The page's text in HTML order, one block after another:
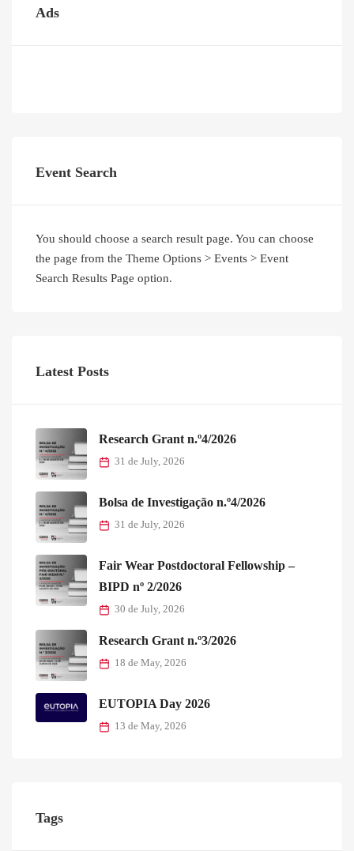
Ads
Event Search
You should choose a search result page. You can choose
the page from the Theme Options > Events > Event
Search Results Page option.
Latest Posts
Research Grant n.º4/2026
31 de July, 2026
Bolsa de Investigação n.º4/2026
31 de July, 2026
Fair Wear Postdoctoral Fellowship –
BIPD nº 2/2026
30 de July, 2026
Research Grant n.º3/2026
18 de May, 2026
EUTOPIA Day 2026
13 de May, 2026
Tags